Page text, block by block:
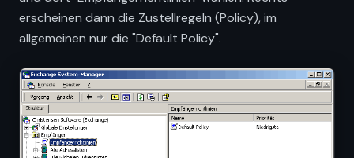
erscheinen dann die Zustellregeln (Policy), im
allgemeinen nur die "Default Policy".